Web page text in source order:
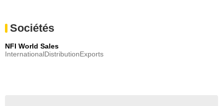
Sociétés
NFI World Sales
InternationalDistributionExports